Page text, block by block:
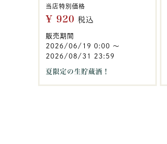
当店特別価格
¥ 920 税込
販売期間
2026/06/19 0:00 〜
2026/08/31 23:59
夏限定の生貯蔵酒！